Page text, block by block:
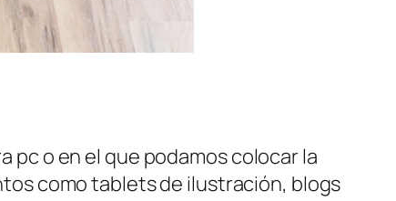
pc o en el que podamos colocar la
como tablets de ilustración, blogs